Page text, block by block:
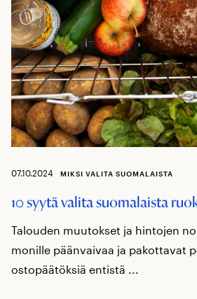
07.10.2024 MIKSI VALITA SUOMALAISTA
10 syytä valita suomalaista
Talouden muutokset ja hintojen
monille päänvaivaa ja pakottavat
ostopäätöksiä entistä ...